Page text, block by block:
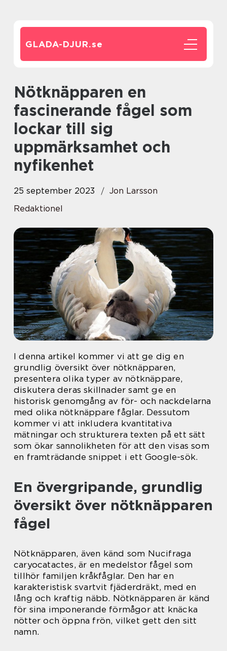
GLADA-DJUR.se
Nötknäpparen en
fascinerande fågel som
lockar till sig
uppmärksamhet och
nyfikenhet
25 september 2023
Jon Larsson
Redaktionel
I denna artikel kommer vi att ge dig en
grundlig översikt över nötknäpparen,
presentera olika typer av nötknäppare,
diskutera deras skillnader samt ge en
historisk genomgång av för- och nackdelarna
med olika nötknäppare fåglar. Dessutom
kommer vi att inkludera kvantitativa
mätningar och strukturera texten på ett sätt
som ökar sannolikheten för att den visas som
en framträdande snippet i ett Google-sök.
En övergripande, grundlig
översikt över nötknäpparen
fågel
Nötknäpparen, även känd som Nucifraga
caryocatactes, är en medelstor fågel som
tillhör familjen kråkfåglar. Den har en
karakteristisk svartvit fjäderdräkt, med en
lång och kraftig näbb. Nötknäpparen är känd
för sina imponerande förmågor att knäcka
nötter och öppna frön, vilket gett den sitt
namn.